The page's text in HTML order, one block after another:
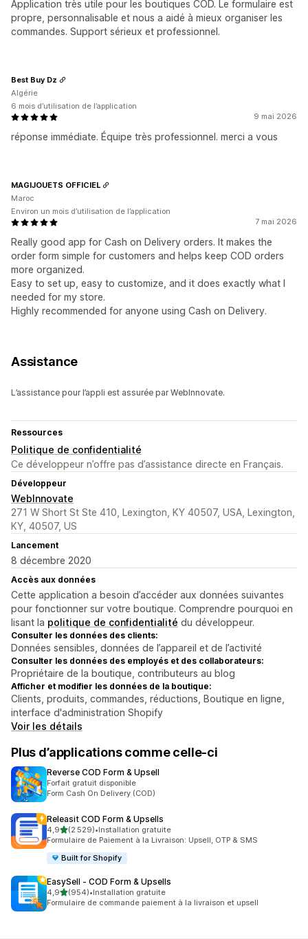
Application très utile pour les boutiques COD. Le formulaire est
propre, personnalisable et nous a aidé à mieux organiser les
commandes. Support sérieux et professionnel.
9 mai 2026
réponse immédiate. Équipe très professionnel. merci a vous
Best Buy Dz
Algérie
6 mois d’utilisation de l’application
7 mai 2026
Really good app for Cash on Delivery orders. It makes the
order form simple for customers and helps keep COD orders
more organized.
Easy to set up, easy to customize, and it does exactly what I
needed for my store.
Highly recommended for anyone using Cash on Delivery.
MAGIJOUETS OFFICIEL
Maroc
Environ un mois d’utilisation de l’application
Assistance
L’assistance pour l’appli est assurée par WebInnovate.
Ressources
Politique de confidentialité
Ce développeur n’offre pas d’assistance directe en Français.
Développeur
WebInnovate
271 W Short St Ste 410, Lexington, KY 40507, USA, Lexington,
KY, 40507, US
Lancement
8 décembre 2020
Accès aux données
Cette application a besoin d’accéder aux données suivantes
pour fonctionner sur votre boutique. Comprendre pourquoi en
lisant la politique de confidentialité du développeur.
Consulter les données des clients:
Données sensibles, données de l’appareil et de l’activité
Consulter les données des employés et des collaborateurs:
Propriétaire de la boutique, contributeurs au blog
Afficher et modifier les données de la boutique:
Clients, produits, commandes, réductions, Boutique en ligne,
interface d'administration Shopify
Voir les détails
Plus d’applications comme celle-ci
Reverse COD Form & Upsell
Forfait gratuit disponible
Form Cash On Delivery (COD)
Releasit COD Form & Upsells
4,9étoile(s) sur 5
(2 529)
2529 avis au total
•Installation gratuite
Formulaire de Paiement à la Livraison: Upsell, OTP & SMS
Built for Shopify
EasySell ‑ COD Form & Upsells
4,9étoile(s) sur 5
(954)
954 avis au total
•Installation gratuite
Formulaire de commande paiement à la livraison et upsell